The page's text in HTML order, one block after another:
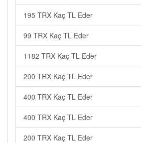
195 TRX Kaç TL Eder
99 TRX Kaç TL Eder
1182 TRX Kaç TL Eder
200 TRX Kaç TL Eder
400 TRX Kaç TL Eder
400 TRX Kaç TL Eder
200 TRX Kaç TL Eder